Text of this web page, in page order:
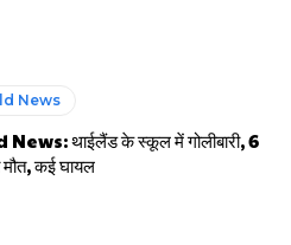
News
थाईलैंड के स्कूल में गोलीबारी, 6
मौत, कई घायल